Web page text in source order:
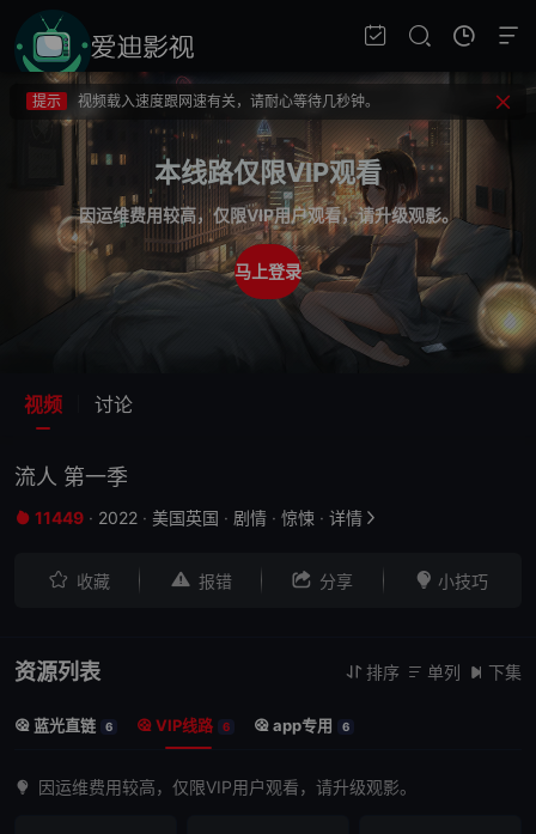
提示
提示
如果无法播放请重新刷新页面，或者切换线路。
提示
视频载入速度跟网速有关，请耐心等待几秒钟。
不要轻易相信视频中的广告，谨防上当受骗!
本线路仅限VIP观看
因运维费用较高，仅限VIP用户观看，请升级观影。
马上登录
视频 讨论
流人 第一季
 11449 · 2022 · 美国英国 · 剧情 · 惊悚 · 详情 
 收藏  报错  分享  小技巧
资源列表  排序  单列  下集
 蓝光直链 6  VIP线路 6  app专用 6
因运维费用较高，仅限VIP用户观看，请升级观影。